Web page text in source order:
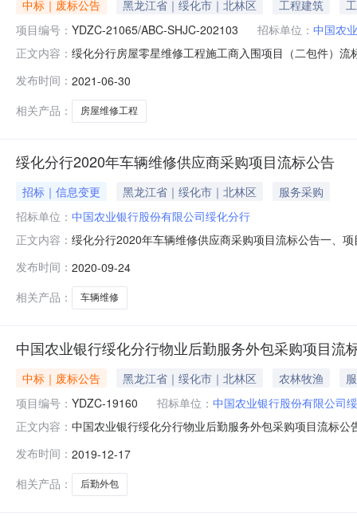
中标｜废标公告 黑龙江省｜绥化市｜北林区 工程建筑
项目编号： YDZC-21065/ABC-SHJC-202103 招标单位： 中国农
正文内容： 绥化分行房屋零星维修工程施工商入围项目（二包件）
包件有效投标人不足6家，根据招标文件第二章《投标人
发布时间： 2021-06-30
相关产品：
房屋维修工程
绥化分行2020年车辆维修供应商采购项目流标公告
招标｜信息变更 黑龙江省｜绥化市｜北林区
服务采购
招标单位： 中国农业银行股份有限公司绥化分行
正文内容： 绥化分行2020年车辆维修供应商采购项目流标公告一、
流标原因：一包件、二包件、四包件、七包件：经评审
发布时间： 2020-09-24
相关产品：
车辆维修
中国农业银行绥化分行物业后勤服务外包采购项目流
中标｜废标公告 黑龙江省｜绥化市｜北林区 农林牧渔
项目编号： YDZC-19160 招标单位： 中国农业银行股份有限公司
正文内容： 中国农业银行绥化分行物业后勤服务外包采购项目流标
招标网、中国招标投标公共服务平台及中国金融集中采
单位联系人：吴先生采购
发布时间： 2019-12-17
相关产品：
后勤外包